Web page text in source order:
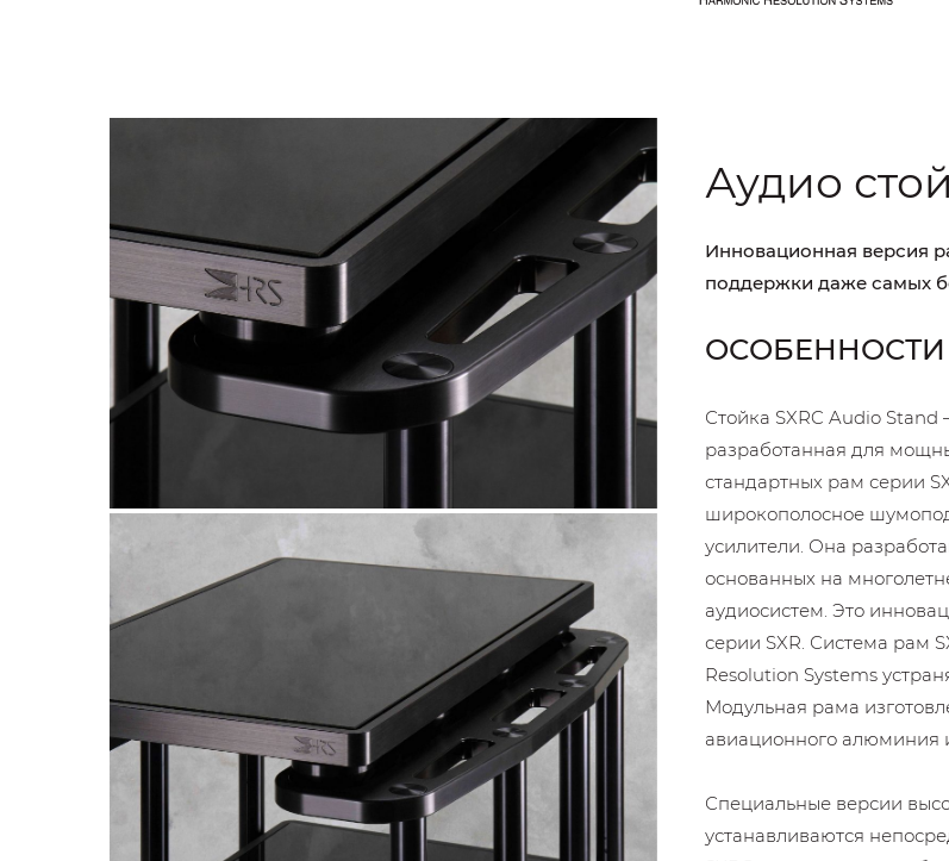
Аудио
Инновационная версия
поддержки даже самых
ОСОБЕННОСТИ
Стойка SXRC Audio Stand
разработанная для
стандартных рам серии
широкополосное
усилители. Она
основанных на
аудиосистем. Это
серии SXR. Система рам
Resolution Systems
Модульная рама
авиационного алюминия
Специальные версии
устанавливаются